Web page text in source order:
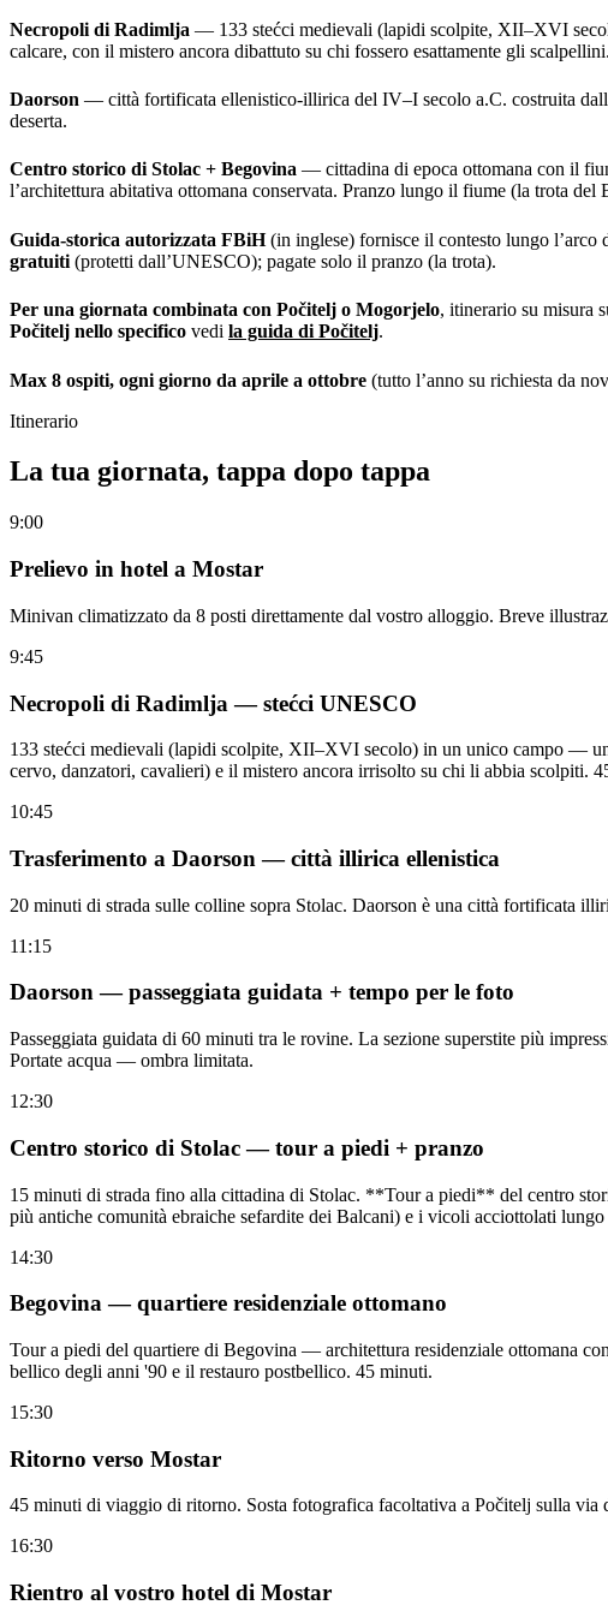
Necropoli di Radimlja — 133 stećci medievali (lapidi scolpite, XII–XVI
calcare, con il mistero ancora dibattuto su chi fossero esattamente gli scalpellini.
Daorson — città fortificata ellenistico-illirica del IV–I secolo a.C. costruita
deserta.
Centro storico di Stolac + Begovina — cittadina di epoca ottomana con il
l’architettura abitativa ottomana conservata. Pranzo lungo il fiume (la trota del
Guida-storica autorizzata FBiH(in inglese) fornisce il contesto lungo l’arco
gratuiti (protetti dall’UNESCO); pagate solo il pranzo (la trota).
Per una giornata combinata con Počitelj o Mogorjelo, itinerario su misura
Počitelj nello specifico vedi la guida di Počitelj.
Max 8 ospiti, ogni giorno da aprile a ottobre (tutto l’anno su richiesta da
Itinerario
La tua giornata, tappa dopo tappa
9:00
Prelievo in hotel a Mostar
Minivan climatizzato da 8 posti direttamente dal vostro alloggio. Breve
9:45
Necropoli di Radimlja — stećci UNESCO
133 stećci medievali (lapidi scolpite, XII–XVI secolo) in un unico campo —
cervo, danzatori, cavalieri) e il mistero ancora irrisolto su chi li abbia scolpiti.
10:45
Trasferimento a Daorson — città illirica ellenistica
20 minuti di strada sulle colline sopra Stolac. Daorson è una città fortificata
11:15
Daorson — passeggiata guidata + tempo per le foto
Passeggiata guidata di 60 minuti tra le rovine. La sezione superstite più
Portate acqua — ombra limitata.
12:30
Centro storico di Stolac — tour a piedi + pranzo
15 minuti di strada fino alla cittadina di Stolac. **Tour a piedi** del centro
più antiche comunità ebraiche sefardite dei Balcani) e i vicoli acciottolati
14:30
Begovina — quartiere residenziale ottomano
Tour a piedi del quartiere di Begovina — architettura residenziale ottomana
bellico degli anni '90 e il restauro postbellico. 45 minuti.
15:30
Ritorno verso Mostar
45 minuti di viaggio di ritorno. Sosta fotografica facoltativa a Počitelj sulla
16:30
Rientro al vostro hotel di Mostar